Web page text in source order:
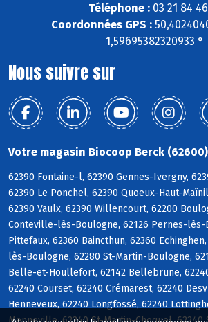
Téléphone :03 21 84
Coordonnées GPS :
1,59695382320933 °
Nous suivre sur
Votre magasin Biocoop Berck
62390 Fontaine-l, 62390 Gennes-Ivergny,
62390 Le Ponchel, 62390 Quoeux-Haut-
62390 Vaulx, 62390 Willencourt, 62200
Conteville-lès-Boulogne, 62126 Pernes-lès-
Pittefaux, 62360 Baincthun, 62360
lès-Boulogne, 62280 St-Martin-Boulogne,
Belle-et-Houllefort, 62142 Bellebrune,
62240 Courset, 62240 Crémarest, 62240
Henneveux, 62240 Longfossé, 62240